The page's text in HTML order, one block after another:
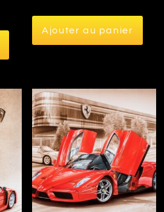
Ajouter au panier